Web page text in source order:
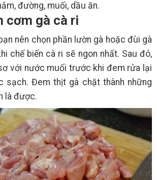
đường, muối, dầu ăn.
cơm gà cà ri
nên chọn phần lườn gà hoặc đùi gà
chế biến cà ri sẽ ngon nhất. Sau đó,
với nước muối trước khi đem rửa lại
sạch. Đem thịt gà chặt thành những
là được.